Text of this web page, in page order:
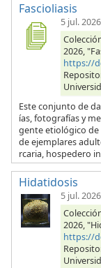
Fascioliasis
5 jul. 2026
2026,
https://
Este conjunto de
ías, fotografías y
gente etiológico de
de ejemplares
rcaria, hospedero
Hidatidosis
5 jul. 2026
2026,
https://